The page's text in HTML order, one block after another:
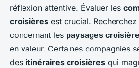
réflexion attentive. Évaluer les
croisières est crucial.
concernant les paysages
en valeur. Certaines compagnies
des itinéraires croisières qui